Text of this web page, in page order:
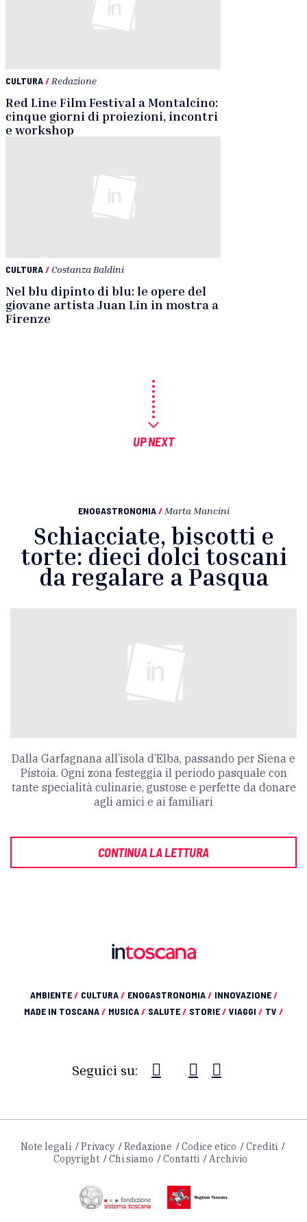
CULTURA/ Redazione
Red Line Film Festival a Montalcino:
cinque giorni di proiezioni, incontri
e workshop
CULTURA/ Costanza Baldini
Nel blu dipinto di blu: le opere del
giovane artista Juan Lin in mostra a
Firenze
UP NEXT
ENOGASTRONOMIA / Marta Mancini
Schiacciate, biscotti e
torte: dieci dolci toscani
da regalare a Pasqua
Dalla Garfagnana all’isola d’Elba, passando per Siena e
Pistoia. Ogni zona festeggia il periodo pasquale con
tante specialità culinarie, gustose e perfette da donare
agli amici e ai familiari
CONTINUA LA LETTURA
AMBIENTE/ CULTURA/ ENOGASTRONOMIA/ INNOVAZIONE/
MADE IN TOSCANA/ MUSICA/ SALUTE/ STORIE/ VIAGGI / TV /
Seguici su:
Note legali Privacy Redazione Codice etico
Crediti
Copyright
Chi siamo Contatti Archivio